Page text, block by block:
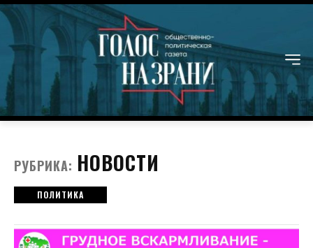
РУБРИКА: НОВОСТИ
ПОЛИТИКА